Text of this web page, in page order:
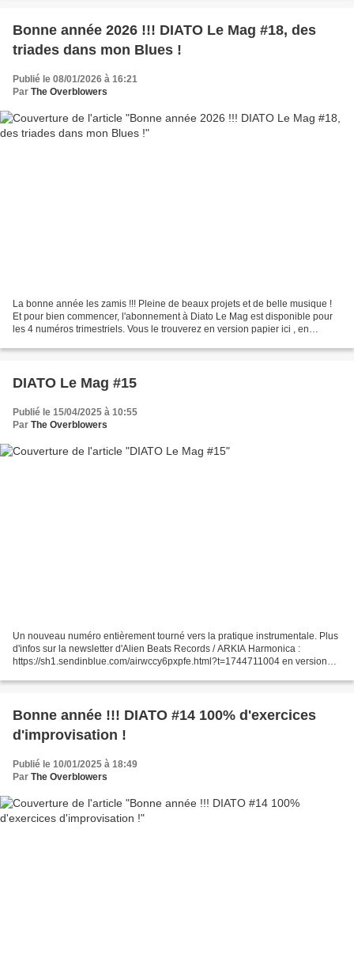
Bonne année 2026 !!! DIATO Le Mag #18, des
triades dans mon Blues !
Publié le 08/01/2026 à 16:21
Par The Overblowers
La bonne année les zamis !!! Pleine de beaux projets et de belle musique !
Et pour bien commencer, l'abonnement à Diato Le Mag est disponible pour
les 4 numéros trimestriels. Vous le trouverez en version papier ici , en
DIATO Le Mag #15
Publié le 15/04/2025 à 10:55
Par The Overblowers
Un nouveau numéro entièrement tourné vers la pratique instrumentale. Plus
d'infos sur la newsletter d'Alien Beats Records / ARKIA Harmonica :
https://sh1.sendinblue.com/airwccy6pxpfe.html?t=1744711004 en version
Bonne année !!! DIATO #14 100% d'exercices
d'improvisation !
Publié le 10/01/2025 à 18:49
Par The Overblowers